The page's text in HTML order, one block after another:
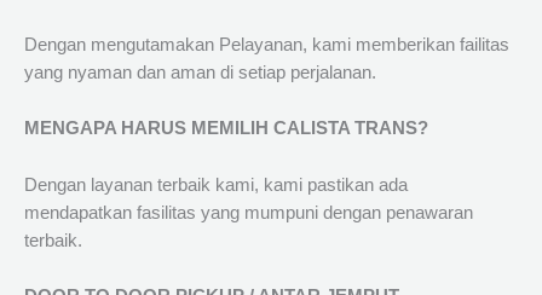
Dengan mengutamakan Pelayanan, kami memberikan failitas
yang nyaman dan aman di setiap perjalanan.
MENGAPA HARUS MEMILIH CALISTA TRANS?
Dengan layanan terbaik kami, kami pastikan ada
mendapatkan fasilitas yang mumpuni dengan penawaran
terbaik.